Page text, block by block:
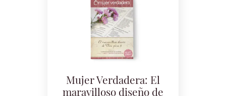
Mujer Verdadera: El
maravilloso diseño de